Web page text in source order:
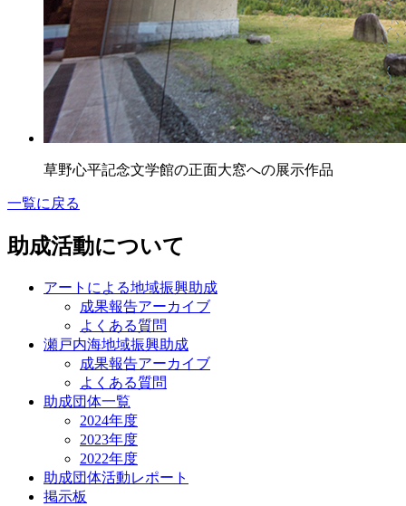
草野心平記念文学館の正面大窓への展示作品
一覧に戻る
助成活動について
アートによる地域振興助成
成果報告アーカイブ
よくある質問
瀬戸内海地域振興助成
成果報告アーカイブ
よくある質問
助成団体一覧
2024年度
2023年度
2022年度
助成団体活動レポート
掲示板